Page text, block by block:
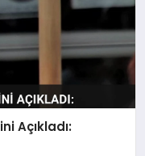
Açıkladı: